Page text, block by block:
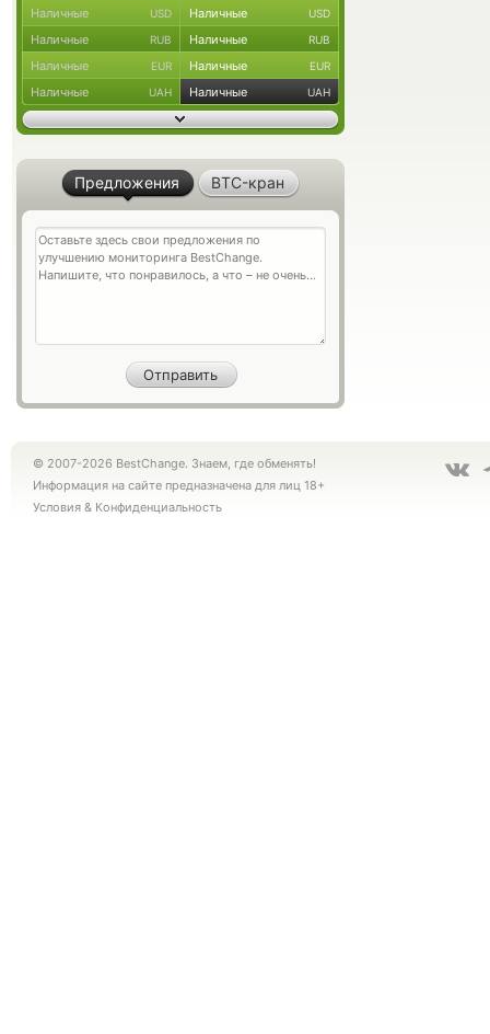
Наличные USD Наличные USD
Наличные RUB Наличные RUB
Наличные EUR Наличные EUR
Наличные UAH Наличные UAH
Предложения BTC-кран
© 2007-2026 BestChange. Знаем, где обменять!
Информация на сайте предназначена для лиц 18+
Условия & Конфиденциальность